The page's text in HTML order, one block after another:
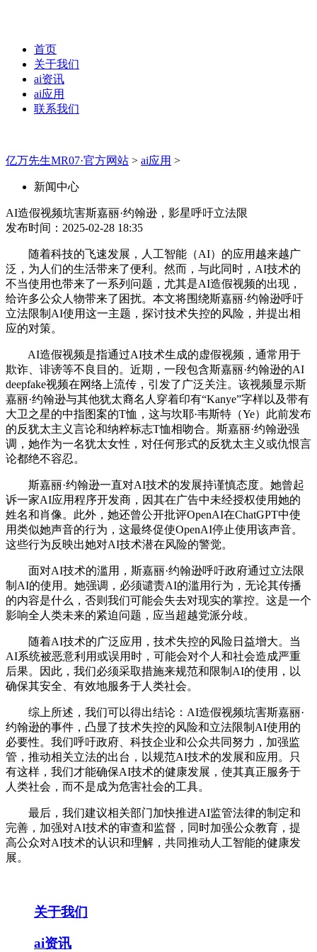
首页
关于我们
ai资讯
ai应用
联系我们
亿万先生MR07·官方网站 > ai应用 >
新闻中心
AI造假视频坑害斯嘉丽·约翰逊，影星呼吁立法限
发布时间：2025-02-28 18:35
随着科技的飞速发展，人工智能（AI）的应用越来越广
泛，为人们的生活带来了便利。然而，与此同时，AI技术的
不当使用也带来了一系列问题，尤其是AI造假视频的出现，
给许多公众人物带来了困扰。本文将围绕斯嘉丽·约翰逊呼吁
立法限制AI使用这一主题，探讨技术失控的风险，并提出相
应的对策。
AI造假视频是指通过AI技术生成的虚假视频，通常用于
欺诈、诽谤等不良目的。近期，一段包含斯嘉丽·约翰逊的AI
deepfake视频在网络上流传，引发了广泛关注。该视频显示斯
嘉丽·约翰逊与其他犹太裔名人穿着印有“Kanye”字样以及带有
大卫之星的中指图案的T恤，这与坎耶·韦斯特（Ye）此前发布
的反犹太主义言论和纳粹标志T恤相吻合。斯嘉丽·约翰逊强
调，她作为一名犹太女性，对任何形式的反犹太主义或仇恨言
论都绝不容忍。
斯嘉丽·约翰逊一直对AI技术的发展持谨慎态度。她曾起
诉一家AI应用程序开发商，因其在广告中未经授权使用她的
姓名和肖像。此外，她还曾公开批评OpenAI在ChatGPT中使
用类似她声音的行为，这最终促使OpenAI停止使用该声音。
这些行为反映出她对AI技术潜在风险的警觉。
面对AI技术的滥用，斯嘉丽·约翰逊呼吁政府通过立法限
制AI的使用。她强调，必须谴责AI的滥用行为，无论其传播
的内容是什么，否则我们可能会失去对现实的掌控。这是一个
影响全人类未来的紧迫问题，应当超越党派分歧。
随着AI技术的广泛应用，技术失控的风险日益增大。当
AI系统被恶意利用或误用时，可能会对个人和社会造成严重
后果。因此，我们必须采取措施来规范和限制AI的使用，以
确保其安全、有效地服务于人类社会。
综上所述，我们可以得出结论：AI造假视频坑害斯嘉丽·
约翰逊的事件，凸显了技术失控的风险和立法限制AI使用的
必要性。我们呼吁政府、科技企业和公众共同努力，加强监
管，推动相关立法的出台，以规范AI技术的发展和应用。只
有这样，我们才能确保AI技术的健康发展，使其真正服务于
人类社会，而不是成为危害社会的工具。
最后，我们建议相关部门加快推进AI监管法律的制定和
完善，加强对AI技术的审查和监督，同时加强公众教育，提
高公众对AI技术的认识和理解，共同推动人工智能的健康发
展。
关于我们
ai资讯